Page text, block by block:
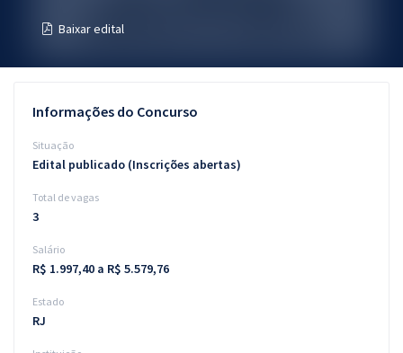
Mentorias
Conteúdo gratuito
Blog
Baixar edital
Informações do Concurso
Situação
Edital publicado (Inscrições abertas)
Total de vagas
3
Salário
R$ 1.997,40 a R$ 5.579,76
Estado
RJ